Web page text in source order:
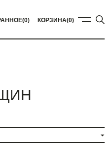
(0) КОРЗИНА(0)